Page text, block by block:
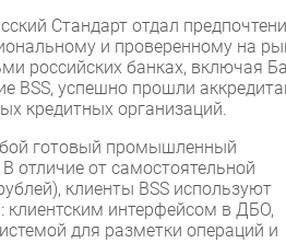
Стандарт отдал
и проверенному на
российских банках, включая
BSS, успешно прошли
кредитных организаций.
готовый промышленный
отличие от самостоятельной
клиенты BSS используют
интерфейсом в ДБО,
для разметки операций и